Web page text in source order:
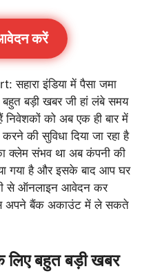
करें
इंडिया में पैसा जमा
बड़ी खबर जी हां लंबे समय
को अब एक ही बार में
की सुविधा दिया जा रहा है
क्लेम संभव था अब कंपनी की
गया है और इसके बाद आप घर
से ऑनलाइन आवेदन कर
अपने बैंक अकाउंट में ले सकते
लिए बहुत बड़ी खबर